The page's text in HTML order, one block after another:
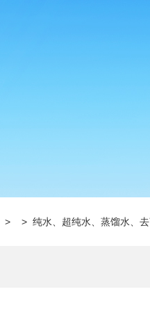
> > 纯水、超纯水、蒸馏水、